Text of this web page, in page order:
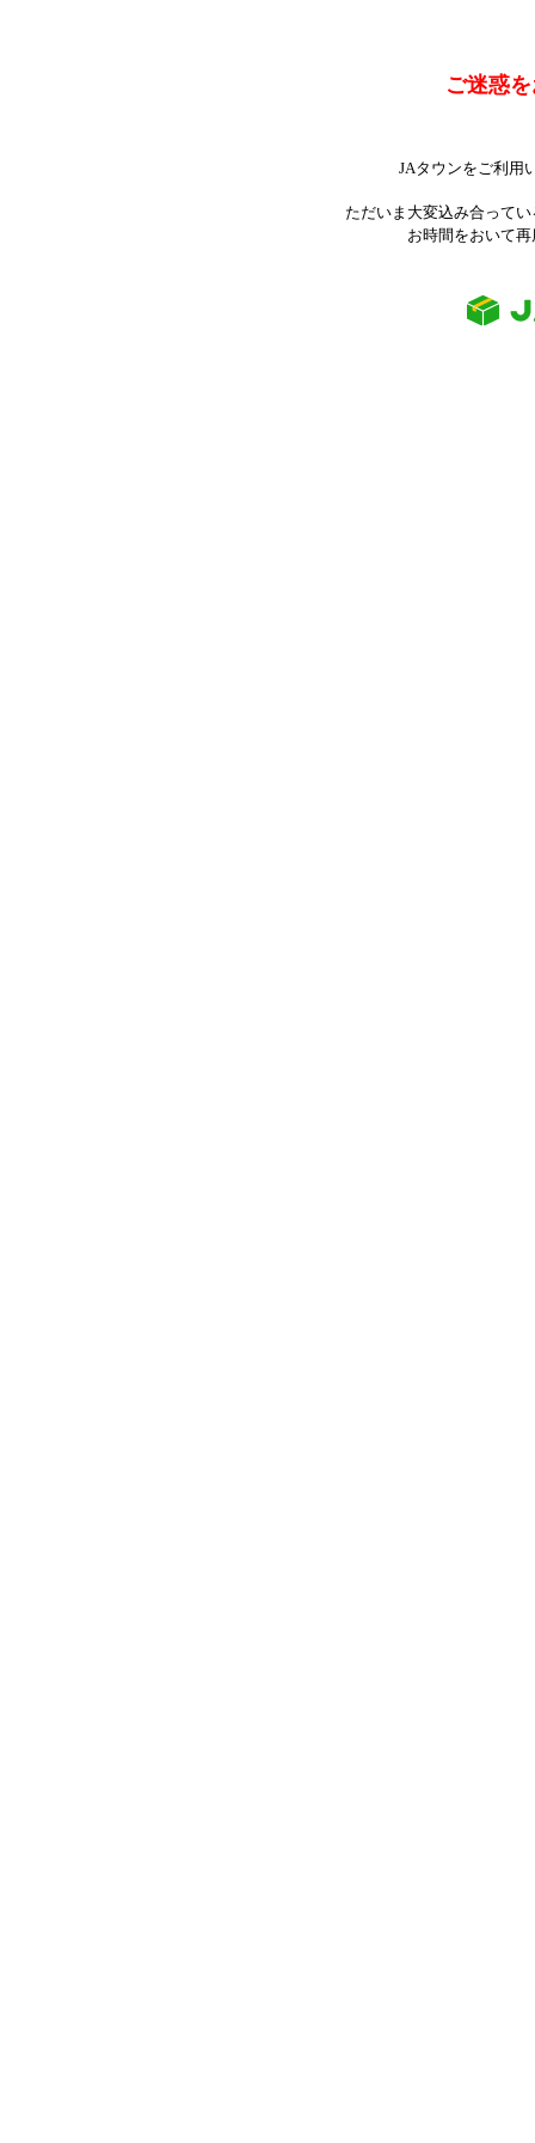
ご迷惑
JAタウンをご利用
ただいま大変込み合って
お時間をおいて